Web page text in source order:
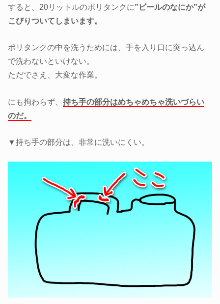
すると、20リットルのポリタンクに”ビールのなにか”が
こびりついてしまいます。
ポリタンクの中を洗うためには、手を入り口に突っ込ん
で洗わないといけない。
ただでさえ、大変な作業。
にも拘わらず、持ち手の部分はめちゃめちゃ洗いづらい
のだ。
▼持ち手の部分は、非常に洗いにくい。